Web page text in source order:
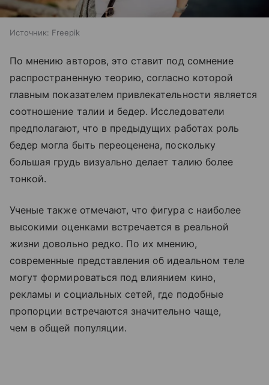
Источник: Freepik
По мнению авторов, это ставит под сомнение
распространенную теорию, согласно которой
главным показателем привлекательности является
соотношение талии и бедер. Исследователи
предполагают, что в предыдущих работах роль
бедер могла быть переоценена, поскольку
большая грудь визуально делает талию более
тонкой.
Ученые также отмечают, что фигура с наиболее
высокими оценками встречается в реальной
жизни довольно редко. По их мнению,
современные представления об идеальном теле
могут формироваться под влиянием кино,
рекламы и социальных сетей, где подобные
пропорции встречаются значительно чаще,
чем в общей популяции.